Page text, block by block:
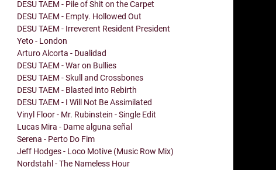
DESU TAEM - Pile of Shit on the Carpet
DESU TAEM - Empty. Hollowed Out
DESU TAEM - Irreverent Resident President
Yeto - London
Arturo Alcorta - Dualidad
DESU TAEM - War on Bullies
DESU TAEM - Skull and Crossbones
DESU TAEM - Blasted into Rebirth
DESU TAEM - I Will Not Be Assimilated
Vinyl Floor - Mr. Rubinstein - Single Edit
Lucas Mira - Dame alguna señal
Serena - Perto Do Fim
Jeff Hodges - Loco Motive (Music Row Mix)
Nordstahl - The Nameless Hour